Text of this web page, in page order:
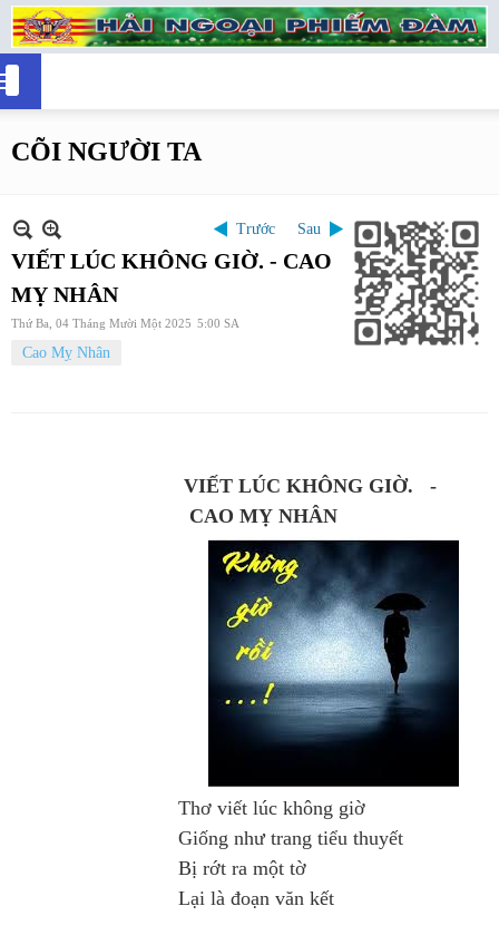
CÕI NGƯỜI TA
Trước Sau
VIẾT LÚC KHÔNG GIỜ. - CAO
MỴ NHÂN
Thứ Ba, 04 Tháng Mười Một 2025 5:00 SA
Cao Mỵ Nhân
VIẾT LÚC KHÔNG GIỜ. -
CAO MỴ NHÂN
Thơ viết lúc không giờ
Giống như trang tiểu thuyết
Bị rớt ra một tờ
Lại là đoạn văn kết